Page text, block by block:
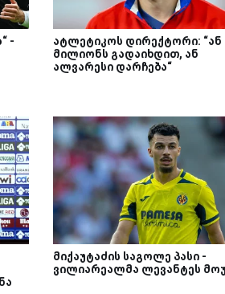
-
ატლეტიკოს დირექტორი: “ან
მილიონს გადაიხდით, ან
ალვარესი დარჩება“
მიქაუტაძის საგოლე პასი -
ვილიარეალმა ლევანტეს